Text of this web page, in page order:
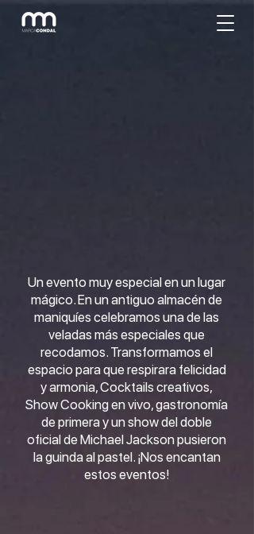
Un evento muy especial en un lugar
mágico. En un antiguo almacén de
maniquíes celebramos una de las
veladas más especiales que
recodamos. Transformamos el
espacio para que respirara felicidad
y armonia, Cocktails creativos,
Show Cooking en vivo, gastronomía
de primera y un show del doble
oficial de Michael Jackson pusieron
la guinda al pastel. ¡Nos encantan
estos eventos!